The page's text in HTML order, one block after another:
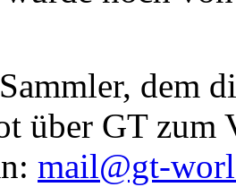
dem
über GT zum
mail@gt-